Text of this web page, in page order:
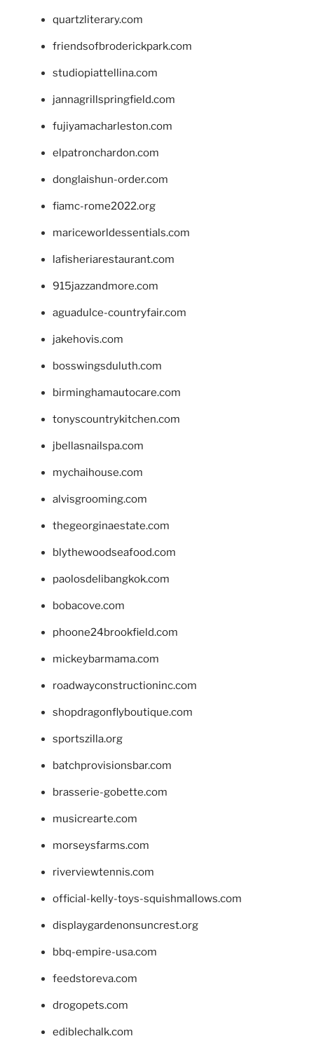
quartzliterary.com
friendsofbroderickpark.com
studiopiattellina.com
jannagrillspringfield.com
fujiyamacharleston.com
elpatronchardon.com
donglaishun-order.com
fiamc-rome2022.org
mariceworldessentials.com
lafisheriarestaurant.com
915jazzandmore.com
aguadulce-countryfair.com
jakehovis.com
bosswingsduluth.com
birminghamautocare.com
tonyscountrykitchen.com
jbellasnailspa.com
mychaihouse.com
alvisgrooming.com
thegeorginaestate.com
blythewoodseafood.com
paolosdelibangkok.com
bobacove.com
phoone24brookfield.com
mickeybarmama.com
roadwayconstructioninc.com
shopdragonflyboutique.com
sportszilla.org
batchprovisionsbar.com
brasserie-gobette.com
musicrearte.com
morseysfarms.com
riverviewtennis.com
official-kelly-toys-squishmallows.com
displaygardenonsuncrest.org
bbq-empire-usa.com
feedstoreva.com
drogopets.com
ediblechalk.com